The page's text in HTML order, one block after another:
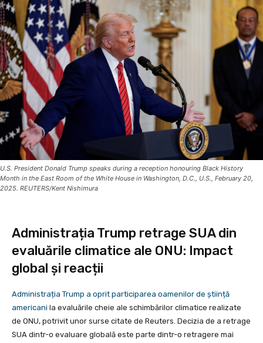
U.S. President Donald Trump speaks during a reception honouring Black History
Month in the East Room of the White House in Washington, D.C., U.S., February 20,
2025. REUTERS/Kent Nishimura
Administrația Trump retrage SUA din
evaluările climatice ale ONU: Impact
global și reacții
Administrația Trump a oprit participarea oamenilor de știință
americani la evaluările cheie ale schimbărilor climatice realizate
de ONU, potrivit unor surse citate de Reuters. Decizia de a retrage
SUA dintr-o evaluare globală este parte dintr-o retragere mai